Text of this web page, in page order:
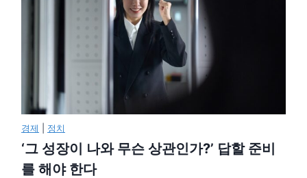
경제 정치
‘그 성장이 나와 무슨 상관인가?’ 답할 준비
를 해야 한다